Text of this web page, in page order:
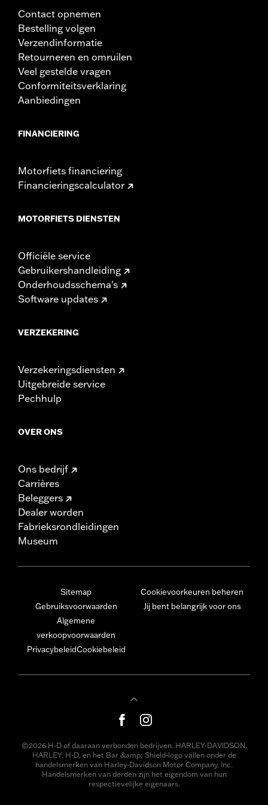
Contact opnemen
Bestelling volgen
Verzendinformatie
Retourneren en omruilen
Veel gestelde vragen
Conformiteitsverklaring
Aanbiedingen
FINANCIERING
Motorfiets financiering
Financieringscalculator
MOTORFIETS DIENSTEN
Officiële service
Gebruikershandleiding
Onderhoudsschema's
Software updates
VERZEKERING
Verzekeringsdiensten
Uitgebreide service
Pechhulp
OVER ONS
Ons bedrijf
Carrières
Beleggers
Dealer worden
Fabrieksrondleidingen
Museum
Sitemap
Gebruiksvoorwaarden
Algemene
verkoopvoorwaarden
PrivacybeleidCookiebeleid
Cookievoorkeuren beheren
Jij bent belangrijk voor ons
©2026 H-D of daaraan verbonden bedrijven. HARLEY-DAVIDSON,
HARLEY, H-D, en het Bar &amp; Shield-logo vallen onder de
handelsmerken van Harley-Davidson Motor Company, Inc.
Handelsmerken van derden zijn het eigendom van hun
respectievelijke eigenaars.